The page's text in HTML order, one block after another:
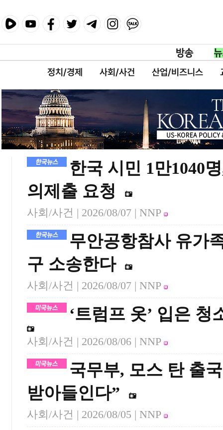
정치/경제 사회/사건 산업/비즈니스
한국 시민 1만1040
의제출 요청
사회/사건 | 2026/08/07 | NNP
무안공항참사 유가
구 소송한다
사회/사건 | 2026/08/07 | NNP
‘트럼프 옷’ 입은
사회/사건 | 2026/08/06 | NNP
국무부, 모스 탄 출
받아들인다”
사회/사건 | 2026/08/05 | NNP